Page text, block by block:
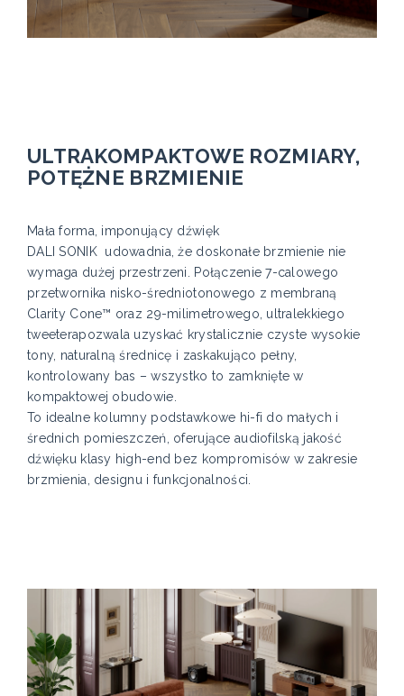
ULTRAKOMPAKTOWE ROZMIARY,
POTĘŻNE BRZMIENIE
Mała forma, imponujący dźwięk
DALI SONIK udowadnia, że doskonałe brzmienie nie
wymaga dużej przestrzeni. Połączenie 7-calowego
przetwornika nisko-średniotonowego z membraną
Clarity Cone™ oraz 29-milimetrowego, ultralekkiego
tweeterapozwala uzyskać krystalicznie czyste wysokie
tony, naturalną średnicę i zaskakująco pełny,
kontrolowany bas – wszystko to zamknięte w
kompaktowej obudowie.
To idealne kolumny podstawkowe hi-fi do małych i
średnich pomieszczeń, oferujące audiofilską jakość
dźwięku klasy high-end bez kompromisów w zakresie
brzmienia, designu i funkcjonalności.